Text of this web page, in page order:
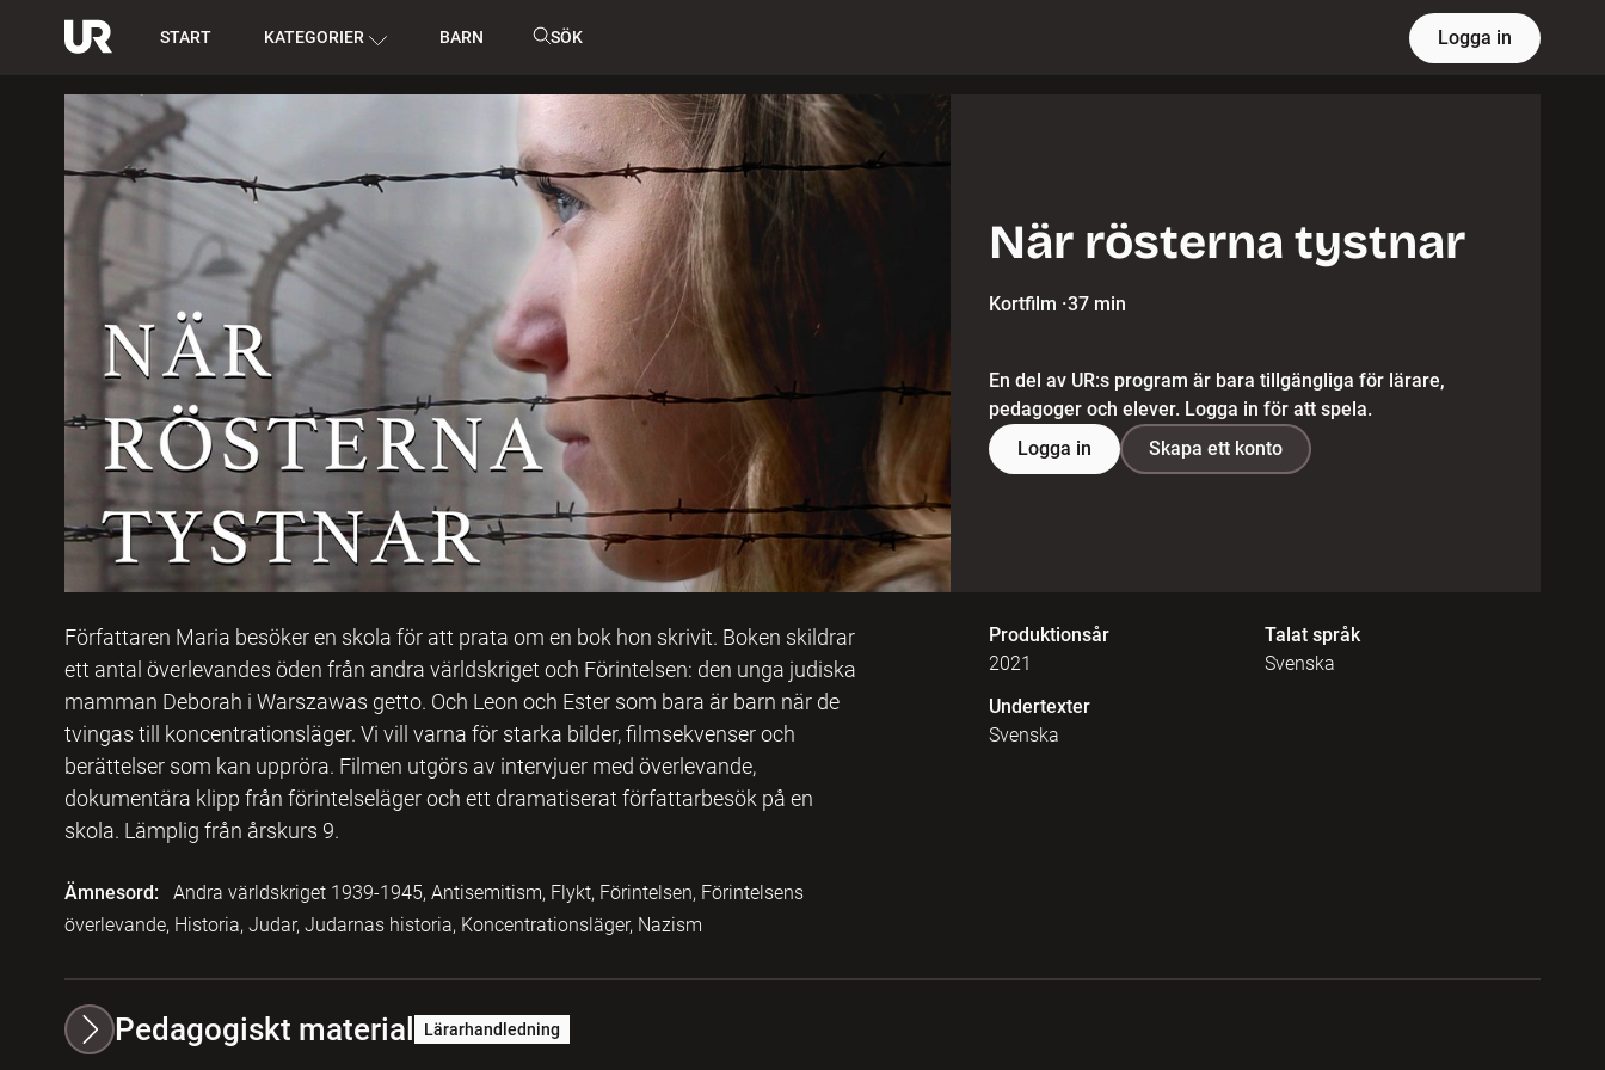
START KATEGORIER BARN SÖK Logga in
När rösterna tystnar
Kortfilm ·37 min
En del av UR:s program är bara tillgängliga för lärare,
pedagoger och elever. Logga in för att spela.
Logga in
Skapa ett konto
Författaren Maria besöker en skola för att prata om en bok hon skrivit. Boken skildrar
ett antal överlevandes öden från andra världskriget och Förintelsen: den unga judiska
mamman Deborah i Warszawas getto. Och Leon och Ester som bara är barn när de
tvingas till koncentrationsläger. Vi vill varna för starka bilder, filmsekvenser och
berättelser som kan uppröra. Filmen utgörs av intervjuer med överlevande,
dokumentära klipp från förintelseläger och ett dramatiserat författarbesök på en
skola. Lämplig från årskurs 9.
Ämnesord:
Andra världskriget 1939-1945, Antisemitism, Flykt, Förintelsen, Förintelsens
överlevande, Historia, Judar, Judarnas historia, Koncentrationsläger, Nazism
Produktionsår
2021
Talat språk
Svenska
Undertexter
Svenska
Pedagogiskt material Lärarhandledning